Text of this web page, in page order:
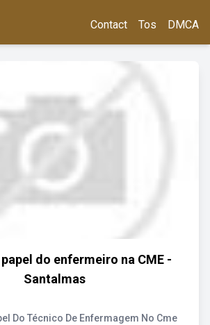
Contact Tos DMCA
do enfermeiro na CME -
Santalmas
Do Técnico De Enfermagem No Cme